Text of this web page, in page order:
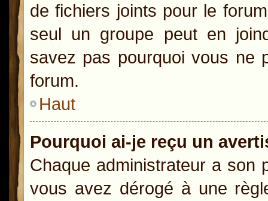
de fichiers joints pour le
seul un groupe peut en
savez pas pourquoi vous ne
forum.
Haut
Pourquoi ai-je reçu un
Chaque administrateur a son
vous avez dérogé à une